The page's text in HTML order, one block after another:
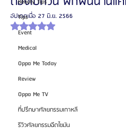
Tips
Event
Medical
Oppa Me Today
Review
Oppa Me TV
ที่ปรึกษาศัลยกรรมเกาหลี
รีวิวศัลยกรรมฉีดไขมัน
อัปเดตเมื่อ 27 มิ.ย. 2566
ได้รับ NaN เต็ม 5 ดาว